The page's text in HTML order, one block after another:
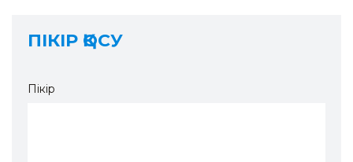
ПІКІР ҚОСУ
Пікір